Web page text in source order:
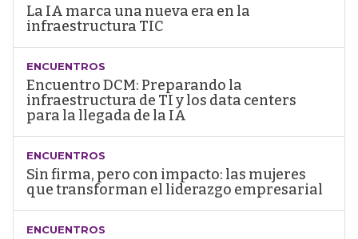
La IA marca una nueva era en la
infraestructura TIC
ENCUENTROS
Encuentro DCM: Preparando la
infraestructura de TI y los data centers
para la llegada de la IA
ENCUENTROS
Sin firma, pero con impacto: las mujeres
que transforman el liderazgo empresarial
ENCUENTROS